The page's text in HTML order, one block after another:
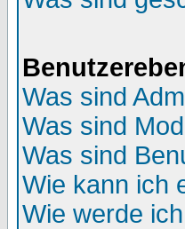
Was sind
Was sind
Was sind
Wie kann ich
Wie werde